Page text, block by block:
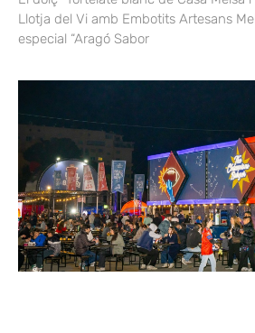
Llotja del Vi amb Embotits Artesans
especial “Aragó Sabor